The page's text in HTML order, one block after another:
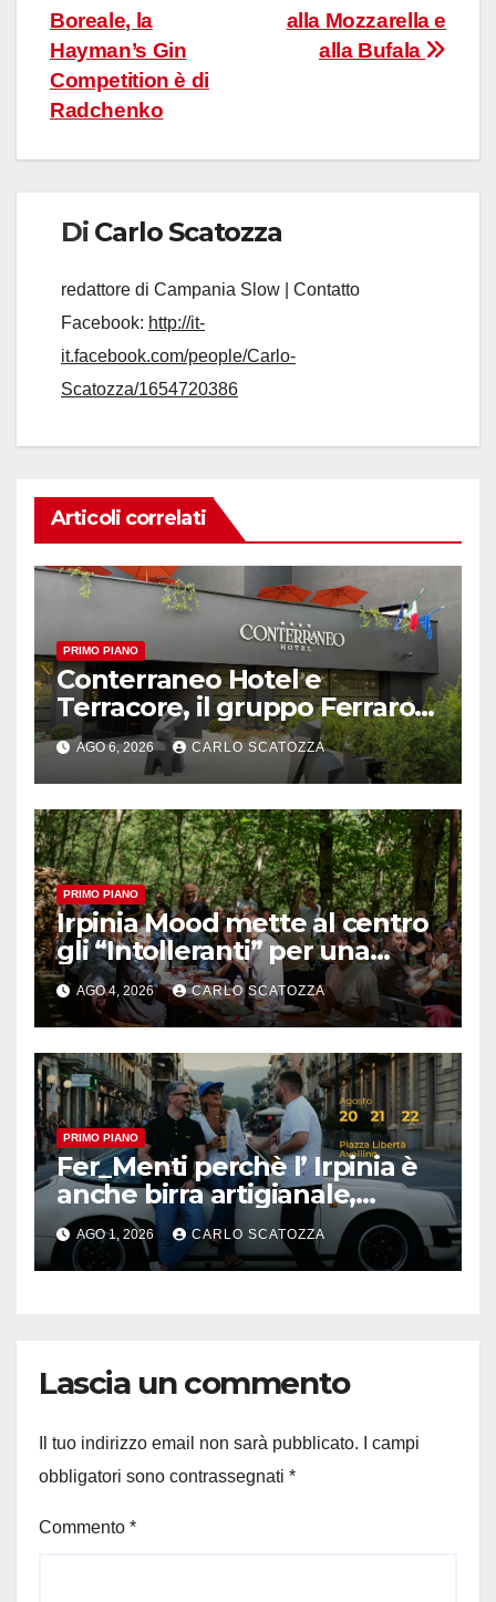
alla Mozzarella e
alla Bufala
Boreale, la
Hayman’s Gin
Competition è di
Radchenko
Di Carlo Scatozza
redattore di Campania Slow | Contatto
Facebook: http://it-
it.facebook.com/people/Carlo-
Scatozza/1654720386
Articoli correlati
PRIMO PIANO
Conterraneo Hotel e
Terracore, il gruppo Ferraro
amplia l’ ospitalità e il gusto
alle porte di Caserta
AGO 6, 2026 CARLO SCATOZZA
PRIMO PIANO
Irpinia Mood mette al centro
gli “Intolleranti” per una
rivoluzione sostenibile del
cibo
AGO 4, 2026 CARLO SCATOZZA
PRIMO PIANO
Fer_Menti perchè l’ Irpinia è
anche birra artigianale,
appuntamento ad Avellino
AGO 1, 2026 CARLO SCATOZZA
Lascia un commento
Il tuo indirizzo email non sarà pubblicato.
I campi
obbligatori sono contrassegnati *
Commento *